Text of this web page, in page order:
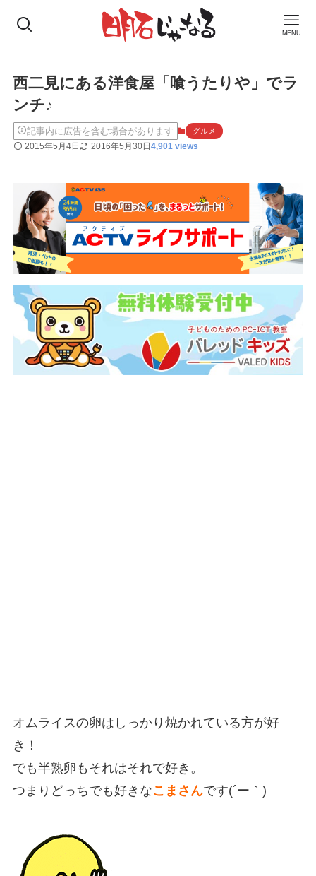
MENU
西二見にある洋食屋「喰うたりや」でラ
ンチ♪
記事内に広告を含む場合があります グルメ
2015年5月4日 2016年5月30日4,901 views
オムライスの卵はしっかり焼かれている方が好
き！
でも半熟卵もそれはそれで好き。
つまりどっちでも好きなこまさんです(´ー｀)